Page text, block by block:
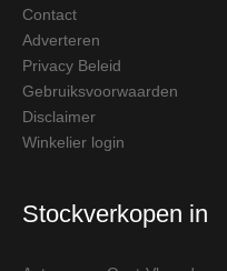
Contact
Adverteren
Privacy Beleid
Gebruiksvoorwaarden
Disclaimer
Winkelier login
Stockverkopen in